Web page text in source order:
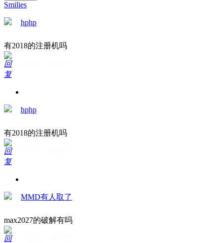
Smilies
hphp
有2018的注册机吗
回
复
hphp
有2018的注册机吗
回
复
MMD有人取了
max2027的破解有吗
回